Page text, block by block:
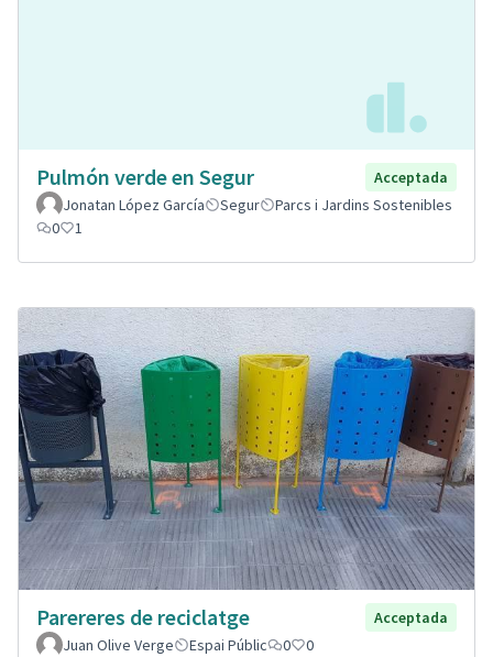
Pulmón verde en Segur
Acceptada
Jonatan López García
Segur
Parcs i Jardins Sostenibles
0
1
Parereres de reciclatge
Acceptada
Juan Olive Verge
Espai Públic 0 0